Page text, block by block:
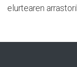
elurtearen